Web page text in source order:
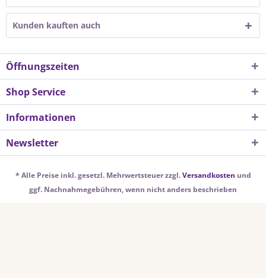
Kunden kauften auch
Öffnungszeiten
Shop Service
Informationen
Newsletter
* Alle Preise inkl. gesetzl. Mehrwertsteuer zzgl.Versandkosten und
ggf. Nachnahmegebühren, wenn nicht anders beschrieben